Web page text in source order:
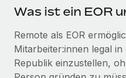
Lückenlose Compliance
Geräteverwaltung
Globale Bereitstellung
Geräten
Weaviate auf einen Blick
Mehr erfahren
BLOG
EOR und PEO
Contractor Management
Was ist ein EOR
Remote als EOR
Mitarbeiter:innen legal
Republik einzustellen,